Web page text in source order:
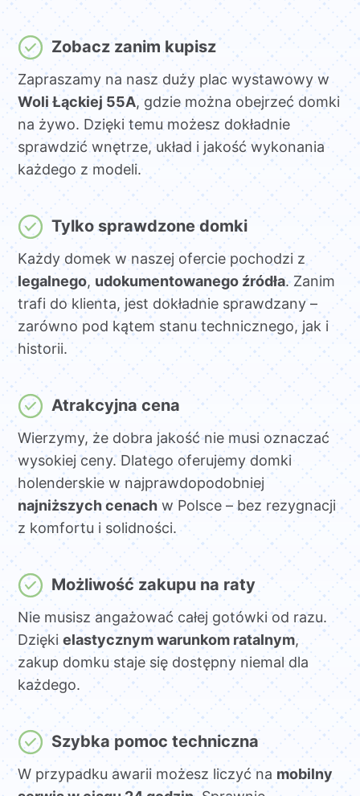
Zobacz zanim kupisz
Zapraszamy na nasz duży plac wystawowy w
Woli Łąckiej 55A, gdzie można obejrzeć domki
na żywo. Dzięki temu możesz dokładnie
sprawdzić wnętrze, układ i jakość wykonania
każdego z modeli.
Tylko sprawdzone domki
Każdy domek w naszej ofercie pochodzi z
legalnego, udokumentowanego źródła. Zanim
trafi do klienta, jest dokładnie sprawdzany –
zarówno pod kątem stanu technicznego, jak i
historii.
Atrakcyjna cena
Wierzymy, że dobra jakość nie musi oznaczać
wysokiej ceny. Dlatego oferujemy domki
holenderskie w najprawdopodobniej
najniższych cenachw Polsce – bez rezygnacji
z komfortu i solidności.
Możliwość zakupu na raty
Nie musisz angażować całej gotówki od razu.
Dziękielastycznym warunkom ratalnym,
zakup domku staje się dostępny niemal dla
każdego.
Szybka pomoc techniczna
W przypadku awarii możesz liczyć na mobilny